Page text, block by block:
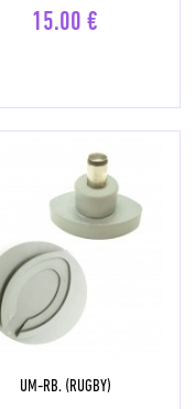
15.00 €
UM-RB. (RUGBY)